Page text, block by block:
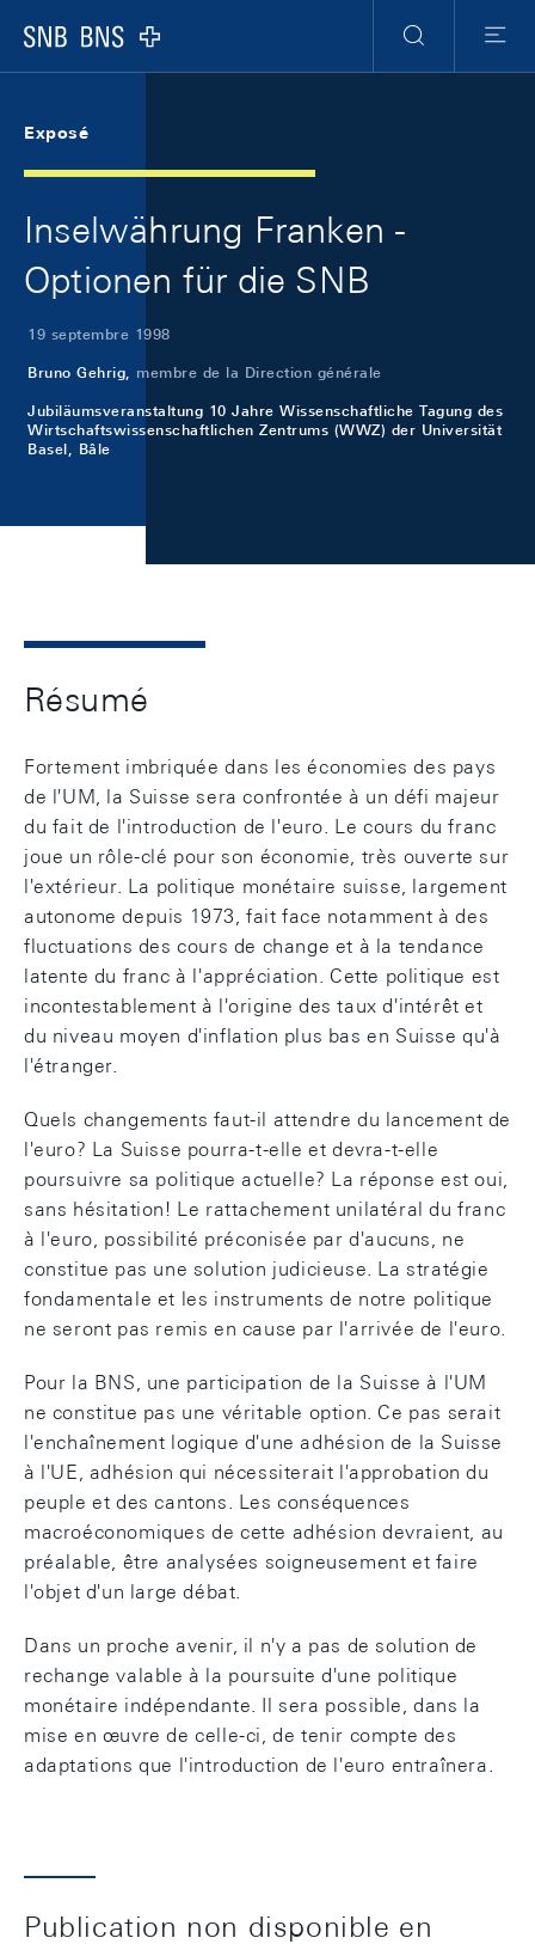
Logo
RechercheMenu
Exposé
Inselwährung Franken -
Optionen für die SNB
19 septembre 1998
Bruno Gehrig, membre de la Direction générale
Jubiläumsveranstaltung 10 Jahre Wissenschaftliche Tagung des
Wirtschaftswissenschaftlichen Zentrums (WWZ) der Universität
Basel, Bâle
Résumé
Fortement imbriquée dans les économies des pays
de l'UM, la Suisse sera confrontée à un défi majeur
du fait de l'introduction de l'euro. Le cours du franc
joue un rôle-clé pour son économie, très ouverte sur
l'extérieur. La politique monétaire suisse, largement
autonome depuis 1973, fait face notamment à des
fluctuations des cours de change et à la tendance
latente du franc à l'appréciation. Cette politique est
incontestablement à l'origine des taux d'intérêt et
du niveau moyen d'inflation plus bas en Suisse qu'à
l'étranger.
Quels changements faut-il attendre du lancement de
l'euro? La Suisse pourra-t-elle et devra-t-elle
poursuivre sa politique actuelle? La réponse est oui,
sans hésitation! Le rattachement unilatéral du franc
à l'euro, possibilité préconisée par d'aucuns, ne
constitue pas une solution judicieuse. La stratégie
fondamentale et les instruments de notre politique
ne seront pas remis en cause par l'arrivée de l'euro.
Pour la BNS, une participation de la Suisse à l'UM
ne constitue pas une véritable option. Ce pas serait
l'enchaînement logique d'une adhésion de la Suisse
à l'UE, adhésion qui nécessiterait l'approbation du
peuple et des cantons. Les conséquences
macroéconomiques de cette adhésion devraient, au
préalable, être analysées soigneusement et faire
l'objet d'un large débat.
Dans un proche avenir, il n'y a pas de solution de
rechange valable à la poursuite d'une politique
monétaire indépendante. Il sera possible, dans la
mise en œuvre de celle-ci, de tenir compte des
adaptations que l'introduction de l'euro entraînera.
Publication non disponible en